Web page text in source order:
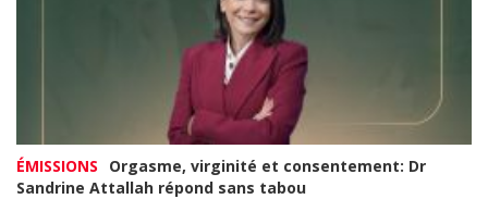
ÉMISSIONS
Orgasme, virginité et consentement: Dr
Sandrine Attallah répond sans tabou